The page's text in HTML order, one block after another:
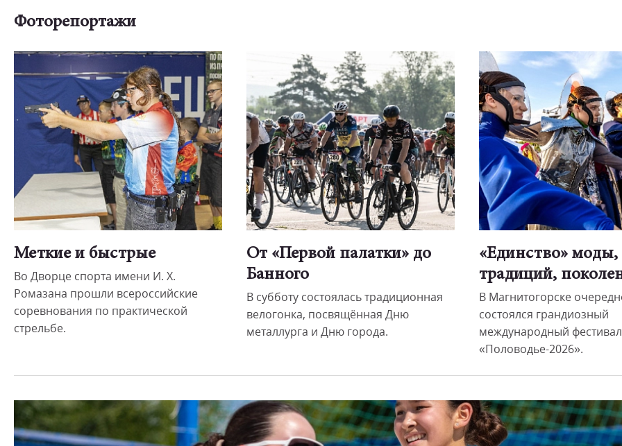
Фоторепортажи
Меткие и быстрые
Во Дворце спорта имени И. Х.
Ромазана прошли всероссийские
соревнования по практической
стрельбе.
От «Первой палатки» до
Банного
В субботу состоялась традиционная
велогонка, посвящённая Дню
металлурга и Дню города.
«Единство» моды,
традиций,
В Магнитогорске
состоялся грандиозный
международный
«Половодье-2026».